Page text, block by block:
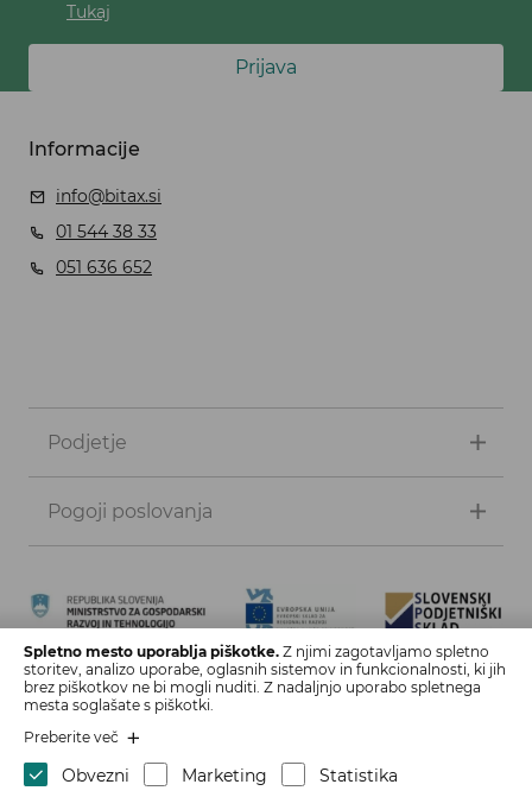
Tukaj
Prijava
Informacije
info@bitax.si
01 544 38 33
051 636 652
Podjetje
Pogoji poslovanja
Naložbo izdelave spletne strani in spletne trgovine sofinancirata
Republika Slovenija in Evropska unija iz Evropskega sklada za
regionalni razvoj. Sofinanciranje je bilo pridobljeno preko vavčerja
za digitalni marketing.
Spletno mesto uporablja piškotke. Z njimi zagotavljamo spletno
storitev, analizo uporabe, oglasnih sistemov in funkcionalnosti, ki jih
brez piškotkov ne bi mogli nuditi. Z nadaljnjo uporabo spletnega
mesta soglašate s piškotki.
Preberite več
Obvezni Marketing Statistika